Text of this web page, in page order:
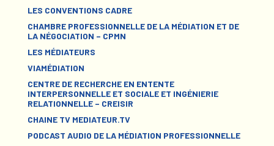
LES CONVENTIONS CADRE
CHAMBRE PROFESSIONNELLE DE LA MÉDIATION ET DE
LA NÉGOCIATION – CPMN
LES MÉDIATEURS
VIAMÉDIATION
CENTRE DE RECHERCHE EN ENTENTE
INTERPERSONNELLE ET SOCIALE ET INGÉNIERIE
RELATIONNELLE – CREISIR
CHAINE TV MEDIATEUR.TV
PODCAST AUDIO DE LA MÉDIATION PROFESSIONNELLE